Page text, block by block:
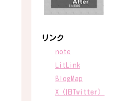
リンク
note
LitLink
BlogMap
X（旧Twitter）